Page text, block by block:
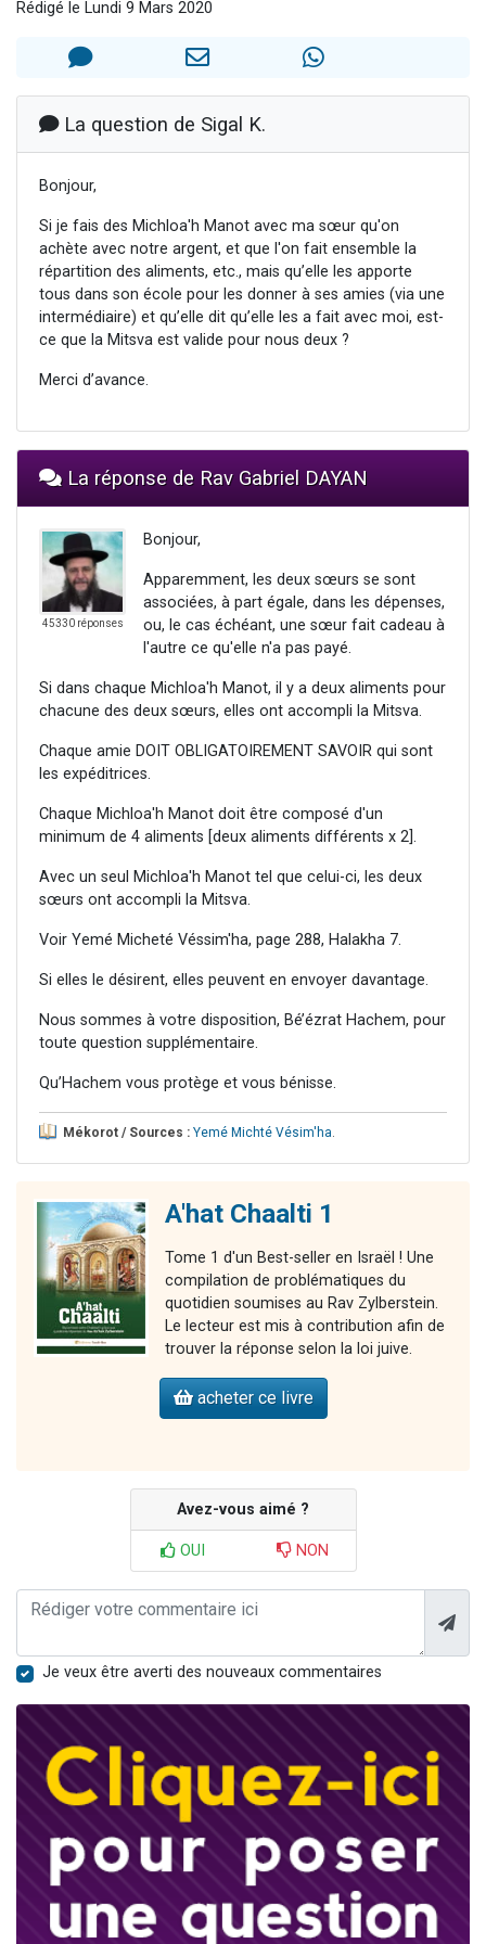
Il reste 49 places pour étudier en groupe sur Zoom
Nathaniel vient de donner son Maasser
4 personnes viennent de nous rejoindre sur WhatsApp
Rédigé le Lundi 9 Mars 2020
La question de Sigal K.
Bonjour,
Si je fais des Michloa'h Manot avec ma sœur qu'on
achète avec notre argent, et que l'on fait ensemble la
répartition des aliments, etc., mais qu’elle les apporte
tous dans son école pour les donner à ses amies (via une
intermédiaire) et qu’elle dit qu’elle les a fait avec moi, est-
ce que la Mitsva est valide pour nous deux ?
Merci d’avance.
La réponse de Rav Gabriel DAYAN
45330 réponses
Bonjour,
Apparemment, les deux sœurs se sont
associées, à part égale, dans les dépenses,
ou, le cas échéant, une sœur fait cadeau à
l'autre ce qu'elle n'a pas payé.
Si dans chaque Michloa'h Manot, il y a deux aliments pour
chacune des deux sœurs, elles ont accompli la Mitsva.
Chaque amie DOIT OBLIGATOIREMENT SAVOIR qui sont
les expéditrices.
Chaque Michloa'h Manot doit être composé d'un
minimum de 4 aliments [deux aliments différents x 2].
Avec un seul Michloa'h Manot tel que celui-ci, les deux
sœurs ont accompli la Mitsva.
Voir Yemé Micheté Véssim'ha, page 288, Halakha 7.
Si elles le désirent, elles peuvent en envoyer davantage.
Nous sommes à votre disposition, Bé’ézrat Hachem, pour
toute question supplémentaire.
Qu’Hachem vous protège et vous bénisse.
Mékorot / Sources : Yemé Michté Vésim'ha.
A'hat Chaalti 1
Tome 1 d'un Best-seller en Israël ! Une
compilation de problématiques du
quotidien soumises au Rav Zylberstein.
Le lecteur est mis à contribution afin de
trouver la réponse selon la loi juive.
acheter ce livre
Avez-vous aimé ?
OUI NON
Je veux être averti des nouveaux commentaires